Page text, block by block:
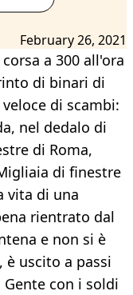
February 26, 2021
a 300 all'ora
di binari di
di scambi:
nel dedalo di
di Roma,
di finestre
vita di una
rientrato dal
e non si è
è uscito a passi
con i soldi